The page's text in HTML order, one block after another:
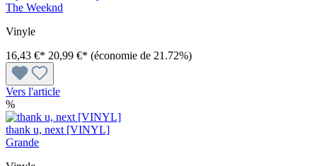
The Weeknd
Vinyle
16,43 €* 20,99 €* (économie de 21.72%)
Vers l'article
%
thank u, next [VINYL]
Grande